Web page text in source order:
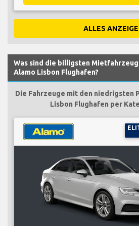
ALLES
Was sind die billigsten
Alamo Lisbon Flughafen?
Die Fahrzeuge mit den niedrigsten
Lisbon Flughafen per